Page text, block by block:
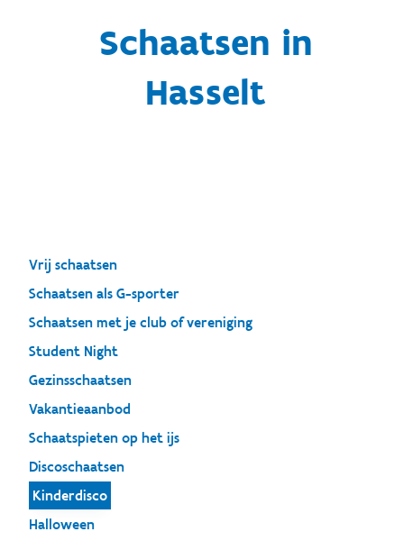
Schaatsen in
Hasselt
Vrij schaatsen
Schaatsen als G-sporter
Schaatsen met je club of vereniging
Student Night
Gezinsschaatsen
Vakantieaanbod
Schaatspieten op het ijs
Discoschaatsen
Kinderdisco
Halloween